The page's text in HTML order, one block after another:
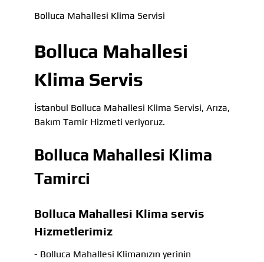
Bolluca Mahallesi Klima Servisi
Bolluca Mahallesi
Klima Servis
İstanbul Bolluca Mahallesi Klima Servisi, Arıza,
Bakım Tamir Hizmeti veriyoruz.
Bolluca Mahallesi Klima
Tamirci
Bolluca Mahallesi Klima servis
Hizmetlerimiz
- Bolluca Mahallesi Klimanızın yerinin